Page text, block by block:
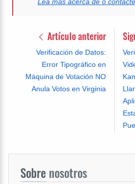
Artículo anterior
Verificación de Datos:
Error Tipográfico en
Máquina de Votación NO
Anula Votos en Virginia
Sobre nosotros